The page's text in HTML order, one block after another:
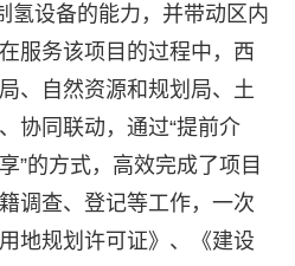
氢设备的能力，并带动区内
服务该项目的过程中，西
、自然资源和规划局、土
协同联动，通过“提前介
”的方式，高效完成了项目
调查、登记等工作，一次
地规划许可证》、《建设